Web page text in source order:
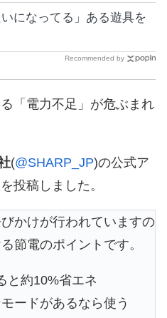
になってる」ある遊具を
Recommended by
「電力不足」が危ぶまれ
(@SHARP_JP)の公式ア
投稿しました。
かけが行われていますの
節電のポイントです。
と約10%省エネ
ードがあるなら使う